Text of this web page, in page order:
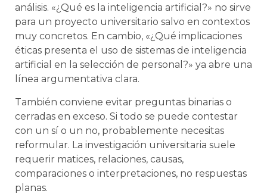
análisis. «¿Qué es la inteligencia artificial?» no sirve
para un proyecto universitario salvo en contextos
muy concretos. En cambio, «¿Qué implicaciones
éticas presenta el uso de sistemas de inteligencia
artificial en la selección de personal?» ya abre una
línea argumentativa clara.
También conviene evitar preguntas binarias o
cerradas en exceso. Si todo se puede contestar
con un sí o un no, probablemente necesitas
reformular. La investigación universitaria suele
requerir matices, relaciones, causas,
comparaciones o interpretaciones, no respuestas
planas.